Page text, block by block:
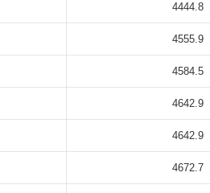
4444.8
4555.9
4584.5
4642.9
4642.9
4672.7